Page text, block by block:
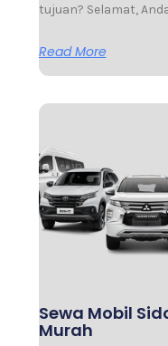
tujuan? Selamat,
Read More
Sewa Mobil
Murah